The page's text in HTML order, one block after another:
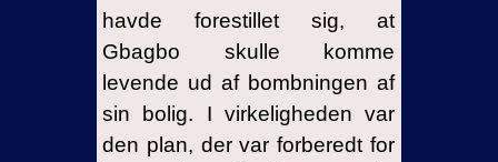
havde forestillet sig, at
Gbagbo skulle komme
levende ud af bombningen af
sin bolig. I virkeligheden var
den plan, der var forberedt for